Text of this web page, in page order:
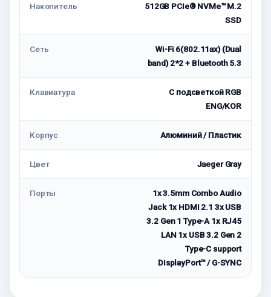
Накопитель
512GB PCIe® NVMe™ M.2
SSD
Сеть
Wi-Fi 6(802.11ax) (Dual
band) 2*2 + Bluetooth 5.3
Клавиатура
С подсветкой RGB
ENG/KOR
Корпус Алюминий / Пластик
Цвет Jaeger Gray
Порты
1x 3.5mm Combo Audio
Jack 1x HDMI 2.1 3x USB
3.2 Gen 1 Type-A 1x RJ45
LAN 1x USB 3.2 Gen 2
Type-C support
DisplayPort™ / G-SYNC